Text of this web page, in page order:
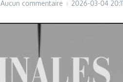
Aucun commentaire 2026-03-04 20:11